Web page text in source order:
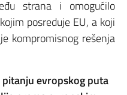
strana i omogućilo
posreduje EU, a koji
kompromisnog rešenja
evropskog puta